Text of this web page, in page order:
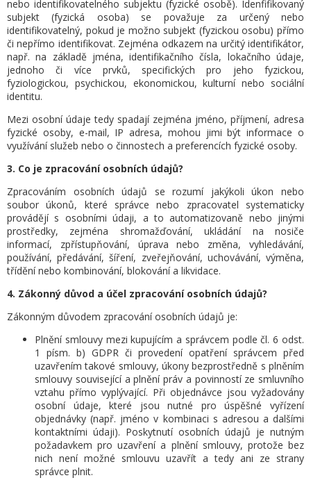
nebo identifikovatelného subjektu (fyzické osobě). Idenfifikovaný
subjekt (fyzická osoba) se považuje za určený nebo
identifikovatelný, pokud je možno subjekt (fyzickou osobu) přímo
či nepřímo identifikovat. Zejména odkazem na určitý identifikátor,
např. na základě jména, identifikačního čísla, lokačního údaje,
jednoho či více prvků, specifických pro jeho fyzickou,
fyziologickou, psychickou, ekonomickou, kulturní nebo sociální
identitu.
Mezi osobní údaje tedy spadají zejména jméno, příjmení, adresa
fyzické osoby, e-mail, IP adresa, mohou jimi být informace o
využívání služeb nebo o činnostech a preferencích fyzické osoby.
3. Co je zpracování osobních údajů?
Zpracováním osobních údajů se rozumí jakýkoli úkon nebo
soubor úkonů, které správce nebo zpracovatel systematicky
provádějí s osobními údaji, a to automatizovaně nebo jinými
prostředky, zejména shromažďování, ukládání na nosiče
informací, zpřístupňování, úprava nebo změna, vyhledávání,
používání, předávání, šíření, zveřejňování, uchovávání, výměna,
třídění nebo kombinování, blokování a likvidace.
4. Zákonný důvod a účel zpracování osobních údajů?
Zákonným důvodem zpracování osobních údajů je:
Plnění smlouvy mezi kupujícím a správcem podle čl. 6 odst.
1 písm. b) GDPR či provedení opatření správcem před
uzavřením takové smlouvy, úkony bezprostředně s plněním
smlouvy související a plnění práv a povinností ze smluvního
vztahu přímo vyplývající. Při objednávce jsou vyžadovány
osobní údaje, které jsou nutné pro úspěšné vyřízení
objednávky (např. jméno v kombinaci s adresou a dalšími
kontaktními údaji). Poskytnutí osobních údajů je nutným
požadavkem pro uzavření a plnění smlouvy, protože bez
nich není možné smlouvu uzavřít a tedy ani ze strany
správce plnit.